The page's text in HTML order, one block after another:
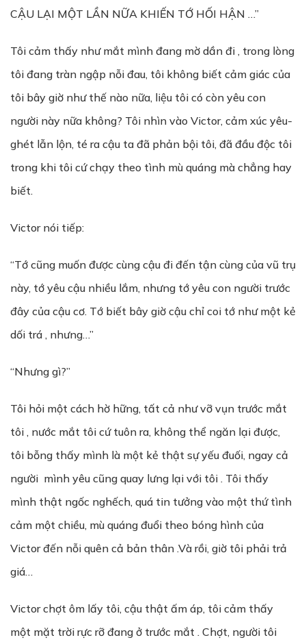
CẬU LẠI MỘT LẦN NỮA KHIẾN TỚ HỐI HẬN …”
Tôi cảm thấy như mắt mình đang mờ dần đi , trong lòng
tôi đang tràn ngập nỗi đau, tôi không biết cảm giác của
tôi bây giờ như thế nào nữa, liệu tôi có còn yêu con
người này nữa không? Tôi nhìn vào Victor, cảm xúc yêu-
ghét lẫn lộn, té ra cậu ta đã phản bội tôi, đã đầu độc tôi
trong khi tôi cứ chạy theo tình mù quáng mà chẳng hay
biết.
Victor nói tiếp:
“Tớ cũng muốn được cùng cậu đi đến tận cùng của vũ trụ
này, tớ yêu cậu nhiều lắm, nhưng tớ yêu con người trước
đây của cậu cơ. Tớ biết bây giờ cậu chỉ coi tớ như một kẻ
dối trá , nhưng…”
“Nhưng gì?”
Tôi hỏi một cách hờ hững, tất cả như vỡ vụn trước mắt
tôi , nước mắt tôi cứ tuôn ra, không thể ngăn lại được,
tôi bỗng thấy mình là một kẻ thật sự yếu đuối, ngay cả
người mình yêu cũng quay lưng lại với tôi . Tôi thấy
mình thật ngốc nghếch, quá tin tưởng vào một thứ tình
cảm một chiều, mù quáng đuổi theo bóng hình của
Victor đến nỗi quên cả bản thân .Và rồi, giờ tôi phải trả
giá…
Victor chợt ôm lấy tôi, cậu thật ấm áp, tôi cảm thấy
một mặt trời rực rỡ đang ở trước mắt . Chợt, người tôi